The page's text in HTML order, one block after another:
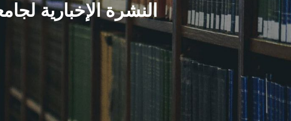
النشرة الإخبارية